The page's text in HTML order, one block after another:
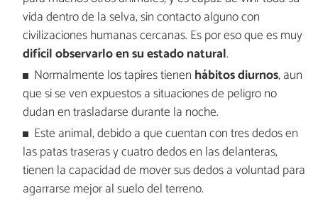
vida dentro de la selva, sin contacto alguno con
civilizaciones humanas cercanas. Es por eso que es muy
difícil observarlo en su estado natural.
Normalmente los tapires tienen hábitos diurnos, aun
que si se ven expuestos a situaciones de peligro no
dudan en trasladarse durante la noche.
Este animal, debido a que cuentan con tres dedos en
las patas traseras y cuatro dedos en las delanteras,
tienen la capacidad de mover sus dedos a voluntad para
agarrarse mejor al suelo del terreno.